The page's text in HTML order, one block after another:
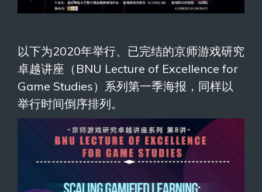
以下为2020年举行、已完结的京师游戏研究
卓越讲座（BNU Lecture of Excellence for
Game Studies）系列第一季海报，同样以
举行时间倒序排列。